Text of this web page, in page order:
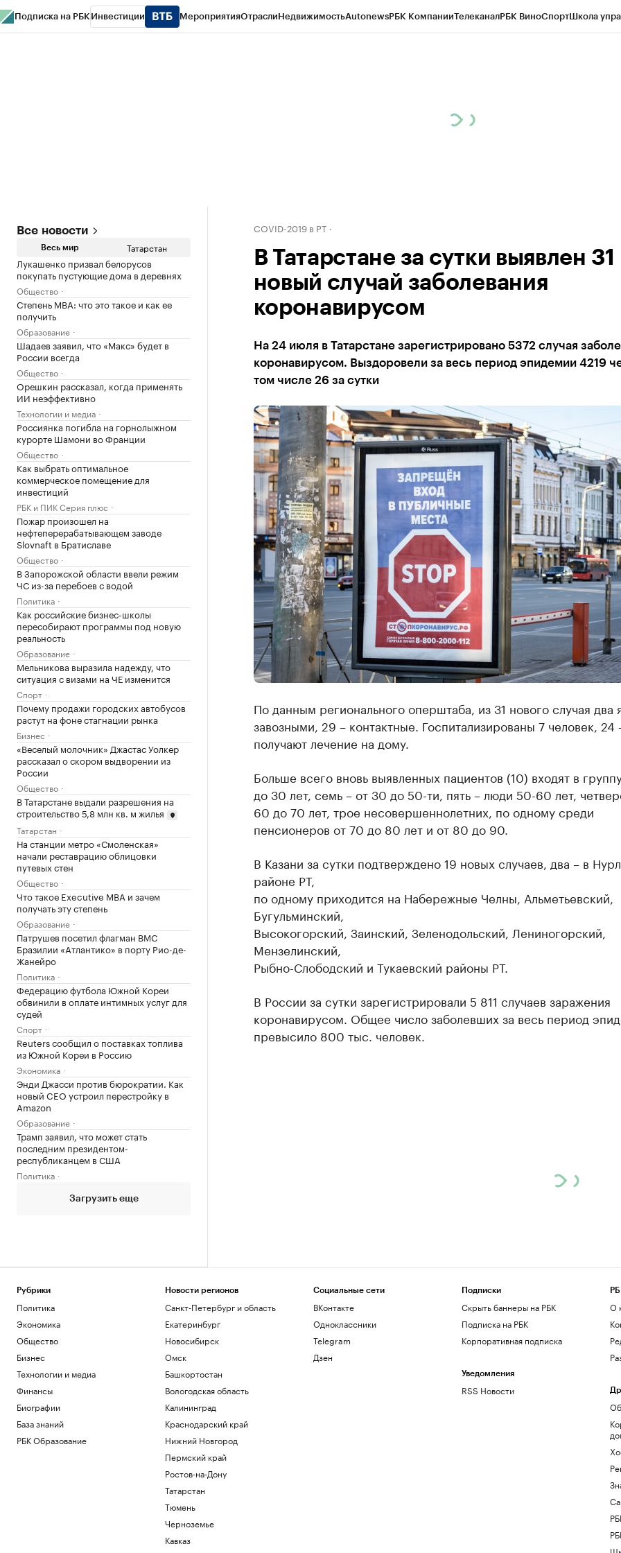
Подписка на РБК Инвестиции МероприятияОтраслиНедвижимостьAutonewsРБК КомпанииТелеканалРБК ВиноСпортШкола
Все новости
Весь мир Татарстан
Лукашенко призвал белорусов
покупать пустующие дома в деревнях
Общество
Степень MBA: что это такое и как ее
получить
Образование
Шадаев заявил, что «Макс» будет в
России всегда
Общество
Орешкин рассказал, когда применять
ИИ неэффективно
Технологии и медиа
Россиянка погибла на горнолыжном
курорте Шамони во Франции
Общество
Как выбрать оптимальное
коммерческое помещение для
инвестиций
РБК и ПИК Серия плюс
Пожар произошел на
нефтеперерабатывающем заводе
Slovnaft в Братиславе
Общество
В Запорожской области ввели режим
ЧС из-за перебоев с водой
Политика
Как российские бизнес-школы
пересобирают программы под новую
реальность
Образование
Мельникова выразила надежду, что
ситуация с визами на ЧЕ изменится
Спорт
Почему продажи городских автобусов
растут на фоне стагнации рынка
Бизнес
«Веселый молочник» Джастас Уолкер
рассказал о скором выдворении из
России
Общество
В Татарстане выдали разрешения на
строительство 5,8 млн кв. м жилья
Татарстан
На станции метро «Смоленская»
начали реставрацию облицовки
путевых стен
Общество
Что такое Executive MBA и зачем
получать эту степень
Образование
Патрушев посетил флагман ВМС
Бразилии «Атлантико» в порту Рио-де-
Жанейро
Политика
Федерацию футбола Южной Кореи
обвинили в оплате интимных услуг для
судей
Спорт
Reuters сообщил о поставках топлива
из Южной Кореи в Россию
Экономика
Энди Джасси против бюрократии. Как
новый CEO устроил перестройку в
Amazon
Образование
Трамп заявил, что может стать
последним президентом-
республиканцем в США
Политика
Загрузить еще
COVID-2019 в РТ
В Татарстане за сутки выявлен 31
новый случай заболевания
коронавирусом
На 24 июля в Татарстане зарегистрировано 5372 случая
коронавирусом. Выздоровели за весь период эпидемии 4219
том числе 26 за сутки
По данным регионального оперштаба, из 31 нового случая два
завозными, 29 – контактные. Госпитализированы 7 человек, 24
получают лечение на дому.
Больше всего вновь выявленных пациентов (10) входят в
до 30 лет, семь – от 30 до 50-ти, пять – люди 50-60 лет,
60 до 70 лет, трое несовершеннолетних, по одному среди
пенсионеров от 70 до 80 лет и от 80 до 90.
В Казани за сутки подтверждено 19 новых случаев, два – в
районе РТ,
по одному приходится на Набережные Челны, Альметьевский,
Бугульминский,
Высокогорский, Заинский, Зеленодольский, Лениногорский,
Мензелинский,
Рыбно-Слободский и Тукаевский районы РТ.
В России за сутки зарегистрировали 5 811 случаев заражения
коронавирусом. Общее число заболевших за весь период
превысило 800 тыс. человек.
Рубрики
Политика
Экономика
Общество
Бизнес
Технологии и медиа
Финансы
Биографии
База знаний
РБК Образование
Новости регионов
Санкт-Петербург и область
Екатеринбург
Новосибирск
Омск
Башкортостан
Вологодская область
Калининград
Краснодарский край
Нижний Новгород
Пермский край
Ростов-на-Дону
Татарстан
Тюмень
Черноземье
Кавказ
Социальные сети
ВКонтакте
Одноклассники
Telegram
Дзен
Подписки
Скрыть баннеры на РБК
Подписка на РБК
Корпоративная подписка
Уведомления
RSS Новости
О